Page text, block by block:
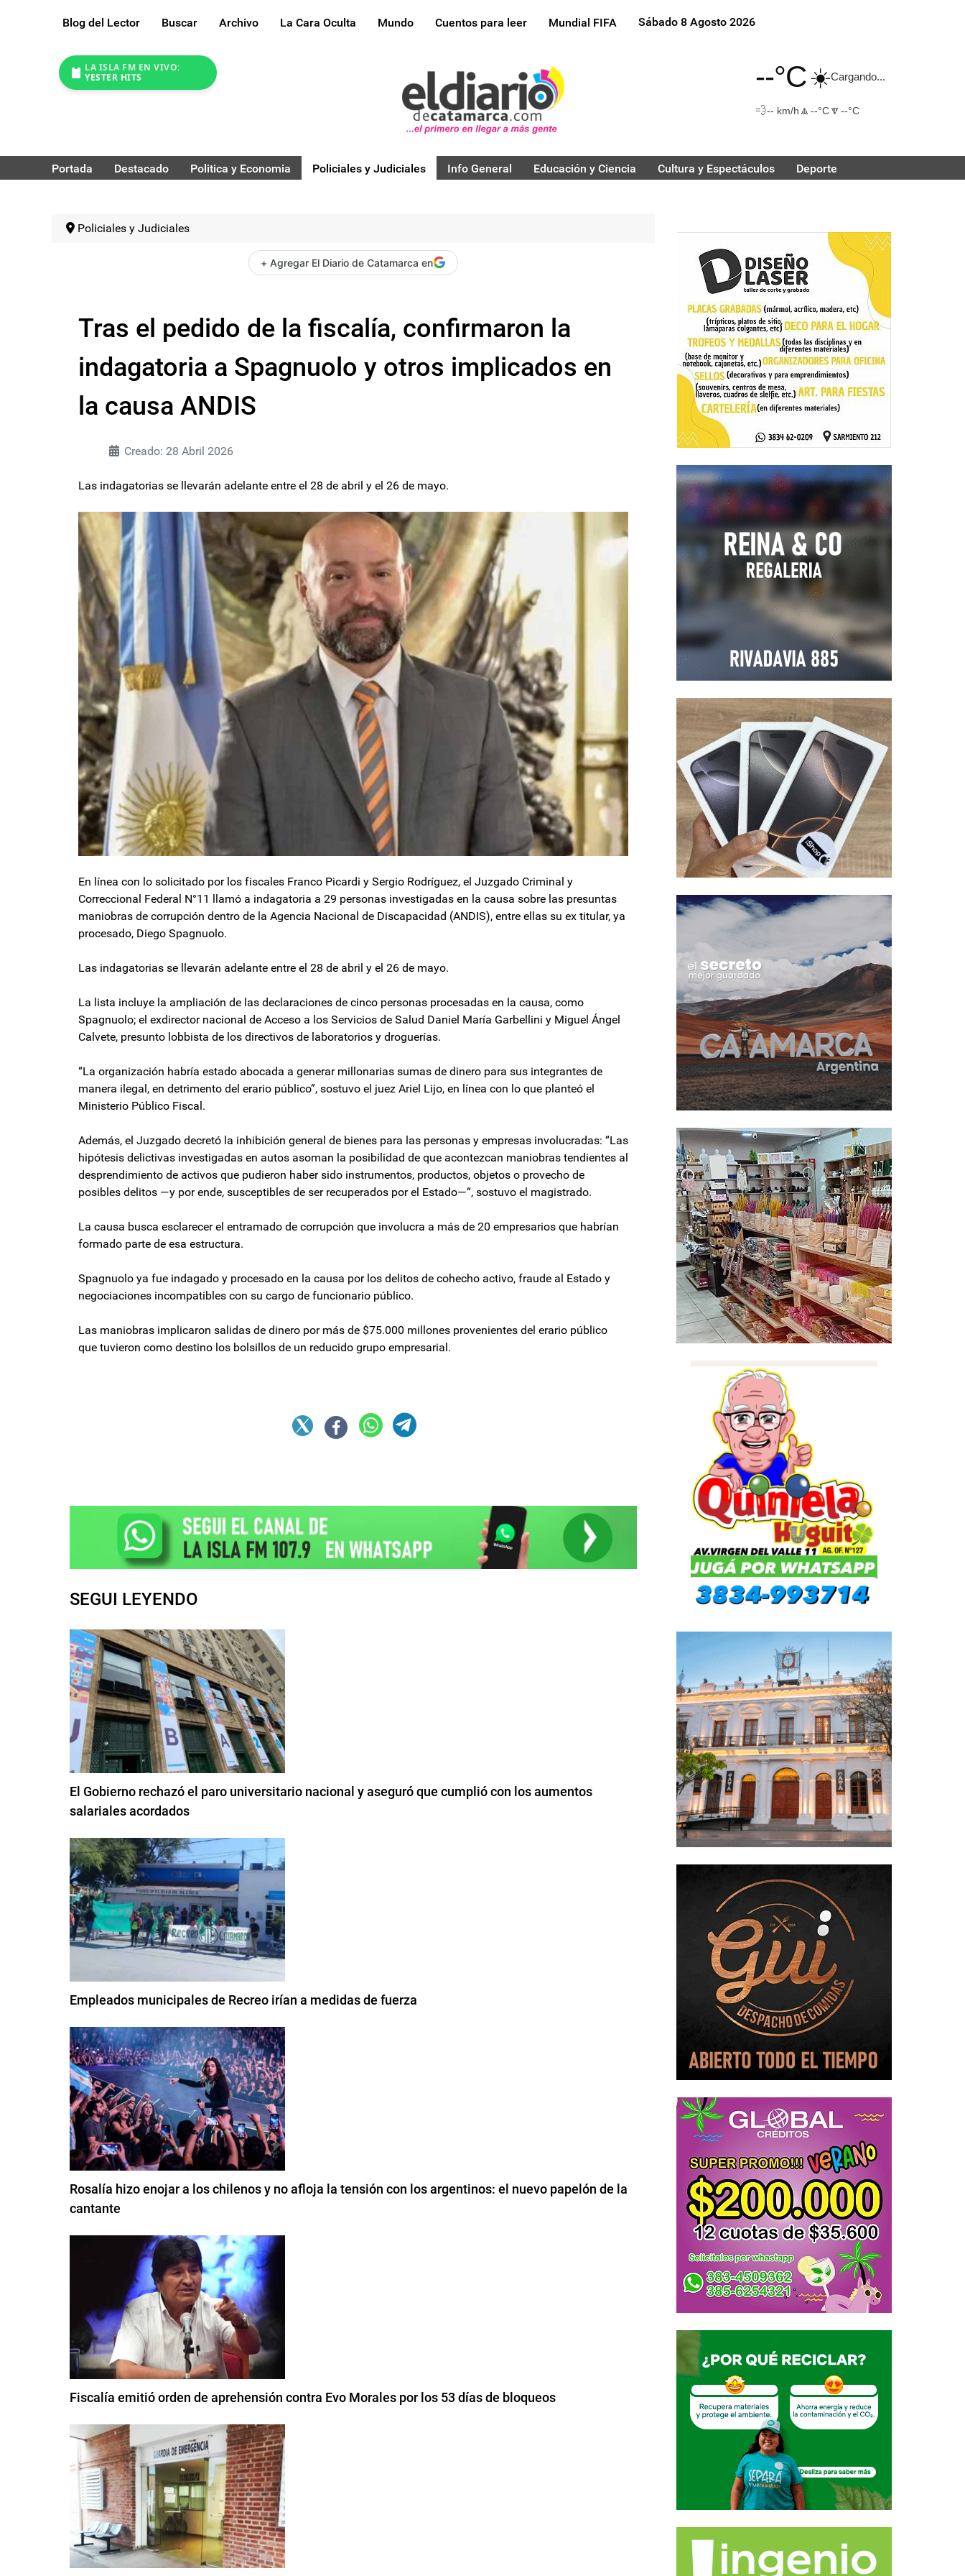
Blog del Lector Buscar Archivo La Cara Oculta Mundo Cuentos para leer Mundial FIFA Sábado 8 Agosto 2026
LA ISLA FM EN VIVO:
YESTER HITS
--°C☀️Cargando...
💨-- km/h 🔼 --°C🔽 --°C
Portada Destacado Politica y Economia Policiales y Judiciales Info General Educación y Ciencia Cultura y Espectáculos Deporte
Policiales y Judiciales
+ Agregar El Diario de Catamarca en
Tras el pedido de la fiscalía, confirmaron la
indagatoria a Spagnuolo y otros implicados en
la causa ANDIS
Creado: 28 Abril 2026
Las indagatorias se llevarán adelante entre el 28 de abril y el 26 de mayo.
En línea con lo solicitado por los fiscales Franco Picardi y Sergio Rodríguez, el Juzgado Criminal y
Correccional Federal N°11 llamó a indagatoria a 29 personas investigadas en la causa sobre las presuntas
maniobras de corrupción dentro de la Agencia Nacional de Discapacidad (ANDIS), entre ellas su ex titular, ya
procesado, Diego Spagnuolo.
Las indagatorias se llevarán adelante entre el 28 de abril y el 26 de mayo.
La lista incluye la ampliación de las declaraciones de cinco personas procesadas en la causa, como
Spagnuolo; el exdirector nacional de Acceso a los Servicios de Salud Daniel María Garbellini y Miguel Ángel
Calvete, presunto lobbista de los directivos de laboratorios y droguerías.
“La organización habría estado abocada a generar millonarias sumas de dinero para sus integrantes de
manera ilegal, en detrimento del erario público”, sostuvo el juez Ariel Lijo, en línea con lo que planteó el
Ministerio Público Fiscal.
Además, el Juzgado decretó la inhibición general de bienes para las personas y empresas involucradas: “Las
hipótesis delictivas investigadas en autos asoman la posibilidad de que acontezcan maniobras tendientes al
desprendimiento de activos que pudieron haber sido instrumentos, productos, objetos o provecho de
posibles delitos —y por ende, susceptibles de ser recuperados por el Estado—“, sostuvo el magistrado.
La causa busca esclarecer el entramado de corrupción que involucra a más de 20 empresarios que habrían
formado parte de esa estructura.
Spagnuolo ya fue indagado y procesado en la causa por los delitos de cohecho activo, fraude al Estado y
negociaciones incompatibles con su cargo de funcionario público.
Las maniobras implicaron salidas de dinero por más de $75.000 millones provenientes del erario público
que tuvieron como destino los bolsillos de un reducido grupo empresarial.
SEGUI LEYENDO
El Gobierno rechazó el paro universitario nacional y aseguró que cumplió con los aumentos
salariales acordados
Empleados municipales de Recreo irían a medidas de fuerza
Rosalía hizo enojar a los chilenos y no afloja la tensión con los argentinos: el nuevo papelón de la
cantante
Fiscalía emitió orden de aprehensión contra Evo Morales por los 53 días de bloqueos